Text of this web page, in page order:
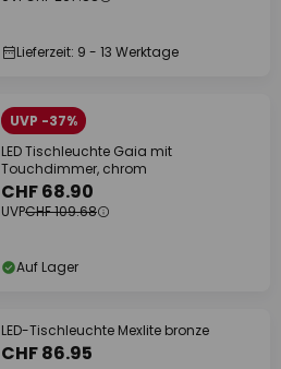
Lieferzeit: 9 - 13 Werktage
UVP -37%
LED Tischleuchte Gaia mit
Touchdimmer, chrom
CHF 68.90
UVPCHF 109.68
Auf Lager
LED-Tischleuchte Mexlite bronze
CHF 86.95